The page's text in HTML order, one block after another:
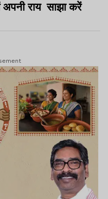
अपनी राय साझा करें